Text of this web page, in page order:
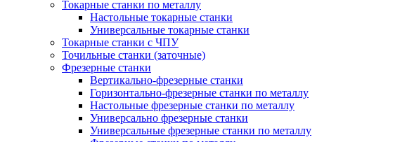
Токарные станки по металлу
Настольные токарные станки
Универсальные токарные станки
Токарные станки с ЧПУ
Точильные станки (заточные)
Фрезерные станки
Вертикально-фрезерные станки
Горизонтально-фрезерные станки по металлу
Настольные фрезерные станки по металлу
Универсально фрезерные станки
Универсальные фрезерные станки по металлу